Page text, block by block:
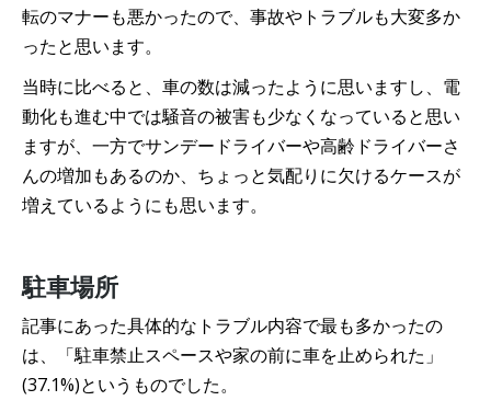
転のマナーも悪かったので、事故やトラブルも大変多か
ったと思います。
当時に比べると、車の数は減ったように思いますし、電
動化も進む中では騒音の被害も少なくなっていると思い
ますが、一方でサンデードライバーや高齢ドライバーさ
んの増加もあるのか、ちょっと気配りに欠けるケースが
増えているようにも思います。
駐車場所
記事にあった具体的なトラブル内容で最も多かったの
は、「駐車禁止スペースや家の前に車を止められた」
(37.1%)というものでした。